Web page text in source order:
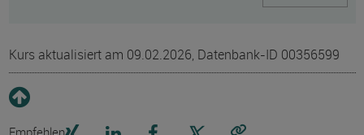
Kurs aktualisiert am 09.02.2026, Datenbank-ID 00356599
Empfehlen